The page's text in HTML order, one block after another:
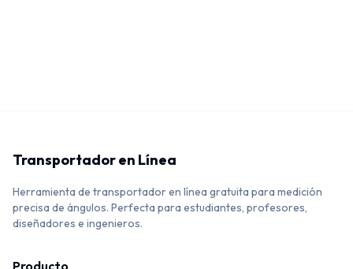
Transportador en Línea
Herramienta de transportador en línea gratuita para medición
precisa de ángulos. Perfecta para estudiantes, profesores,
diseñadores e ingenieros.
Producto